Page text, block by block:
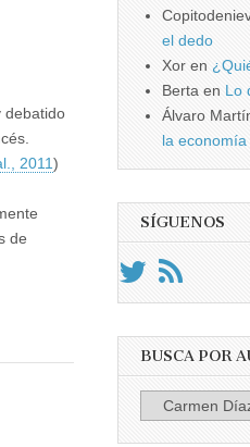
debatido
2011)
de
el dedo
Xor en
Berta en Lo
Álvaro
la economía
SÍGUENOS
BUSCA POR
por